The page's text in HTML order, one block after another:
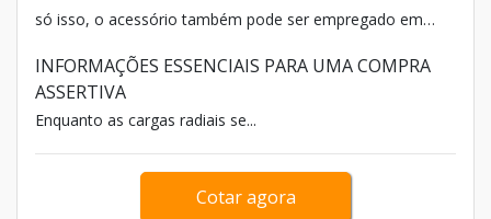
só isso, o acessório também pode ser empregado em
apoio ou fixos.
INFORMAÇÕES ESSENCIAIS PARA UMA COMPRA
ASSERTIVA
Enquanto as cargas radiais se...
Cotar agora